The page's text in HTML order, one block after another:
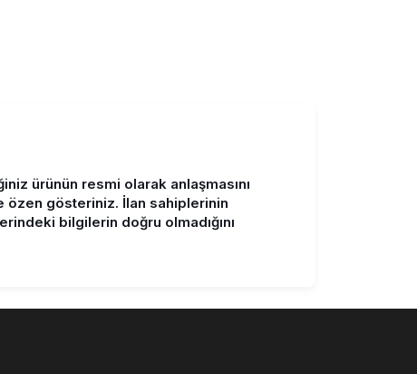
ürünün resmi olarak anlaşmasını
özen gösteriniz. İlan sahiplerinin
bilgilerin doğru olmadığını